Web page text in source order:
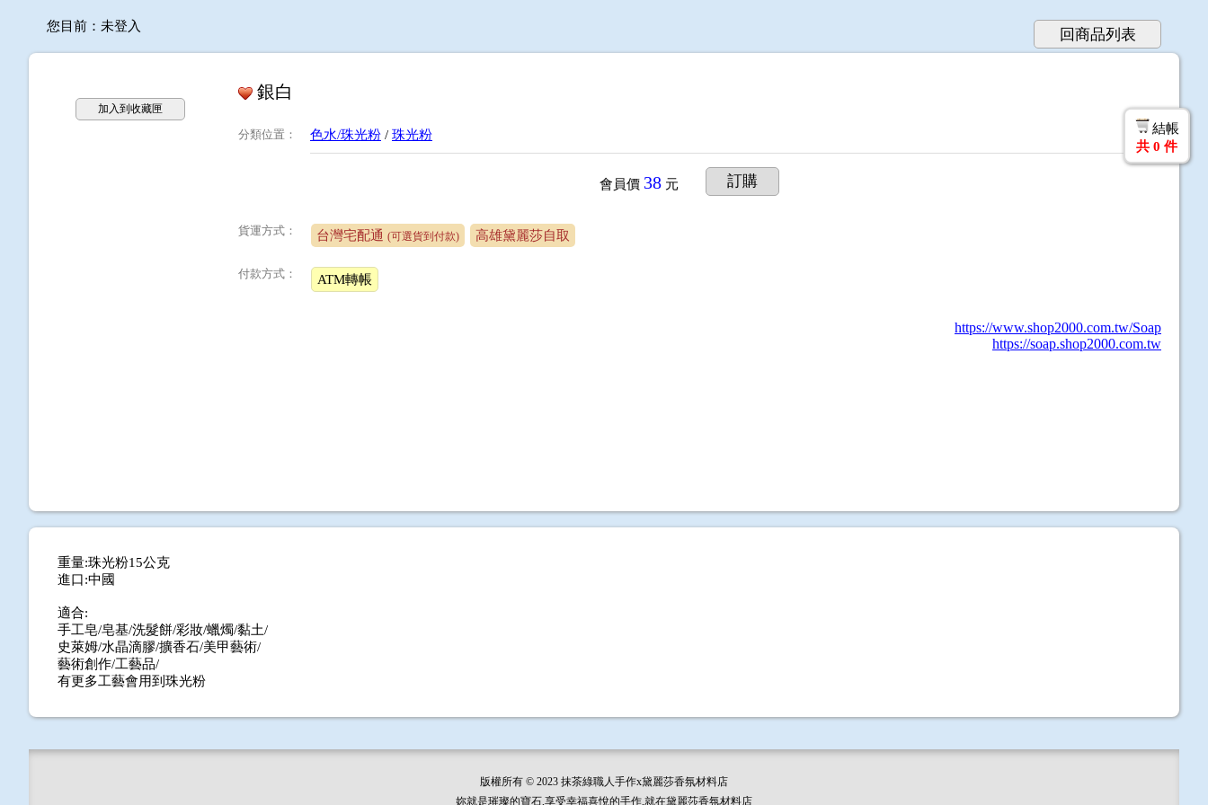
您目前： 未登入 回商品列表
加入到收藏匣
銀白
分類位置 ： 色水/珠光粉 / 珠光粉
會員價 38 元 訂購
貨運方式： 台灣宅配通 (可選貨到付款) 高雄黛麗莎自取
付款方式： ATM轉帳
https://www.shop2000.com.tw/Soap
https://soap.shop2000.com.tw
結帳
共 0 件
重量:珠光粉15公克
進口:中國
適合:
手工皂/皂基/洗髮餅/彩妝/蠟燭/黏土/
史萊姆/水晶滴膠/擴香石/美甲藝術/
藝術創作/工藝品/
有更多工藝會用到珠光粉
版權所有 © 2023 抹茶綠職人手作x黛麗莎香氛材料店
妳就是璀璨的寶石,享受幸福喜悅的手作,就在黛麗莎香氛材料店